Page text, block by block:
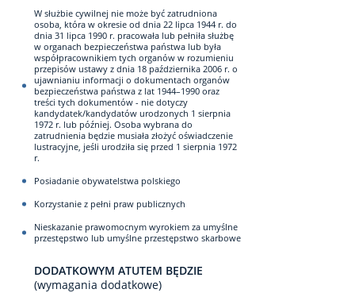
W służbie cywilnej nie może być zatrudniona
osoba, która w okresie od dnia 22 lipca 1944 r. do
dnia 31 lipca 1990 r. pracowała lub pełniła służbę
w organach bezpieczeństwa państwa lub była
współpracownikiem tych organów w rozumieniu
przepisów ustawy z dnia 18 października 2006 r. o
ujawnianiu informacji o dokumentach organów
bezpieczeństwa państwa z lat 1944–1990 oraz
treści tych dokumentów - nie dotyczy
kandydatek/kandydatów urodzonych 1 sierpnia
1972 r. lub później. Osoba wybrana do
zatrudnienia będzie musiała złożyć oświadczenie
lustracyjne, jeśli urodziła się przed 1 sierpnia 1972
r.
Posiadanie obywatelstwa polskiego
Korzystanie z pełni praw publicznych
Nieskazanie prawomocnym wyrokiem za umyślne
przestępstwo lub umyślne przestępstwo skarbowe
DODATKOWYM ATUTEM BĘDZIE
(wymagania dodatkowe)